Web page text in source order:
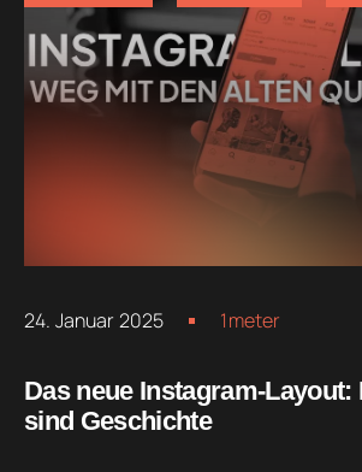
24. Januar 2025 1meter
Das neue Instagram-Layout:
sind Geschichte